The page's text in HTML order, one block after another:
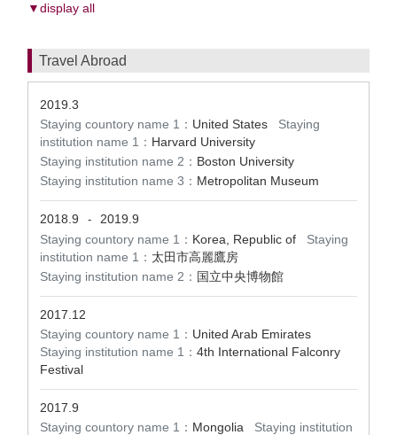
▼display all
Travel Abroad
2019.3
Staying countory name 1： United States Staying
institution name 1： Harvard University
Staying institution name 2： Boston University
Staying institution name 3： Metropolitan Museum
2018.9 -
2019.9
Staying countory name 1： Korea, Republic of Staying
institution name 1： 太田市高麗鷹房
Staying institution name 2： 国立中央博物館
2017.12
Staying countory name 1： United Arab Emirates
Staying institution name 1： 4th International Falconry
Festival
2017.9
Staying countory name 1： Mongolia Staying institution